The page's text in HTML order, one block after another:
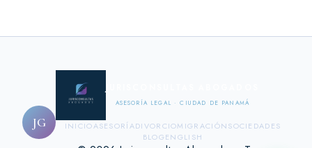
JG
ASESORÍA LEGAL · CIUDAD DE PANAMÁ
INICIOASESORÍADIVORCIOMIGRACIÓNSOCIEDADES
BLOGENGLISH